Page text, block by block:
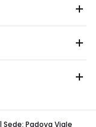
Sede: Padova Viale